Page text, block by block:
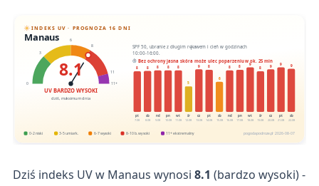
INDEKS UV · PROGNOZA 16 DNI
Manaus
0
3
6
8
11
11+
8.1
UV BARDZO WYSOKI
dziś, maksimum dnia
SPF 50, ubranie z długim rękawem i cień w godzinach
10:00-16:00.
Bez ochrony jasna skóra może ulec poparzeniu w ok. 25 min
8
pt
7.08
8
sb
8.08
8
nd
9.08
8
pn
10.08
8
wt
11.08
5
śr
12.08
9
cz
13.08
8
pt
14.08
6
sb
15.08
8
nd
16.08
8
pn
17.08
9
wt
18.08
8
śr
19.08
9
cz
20.08
9
pt
21.08
9
sb
22.08
0-2 niski 3-5 umiark. 6-7 wysoki 8-10 b. wysoki 11+ ekstremalny pogodapodroze.pl · 2026-08-07
Dziś indeks UV w Manaus wynosi 8.1 (bardzo wysoki) -